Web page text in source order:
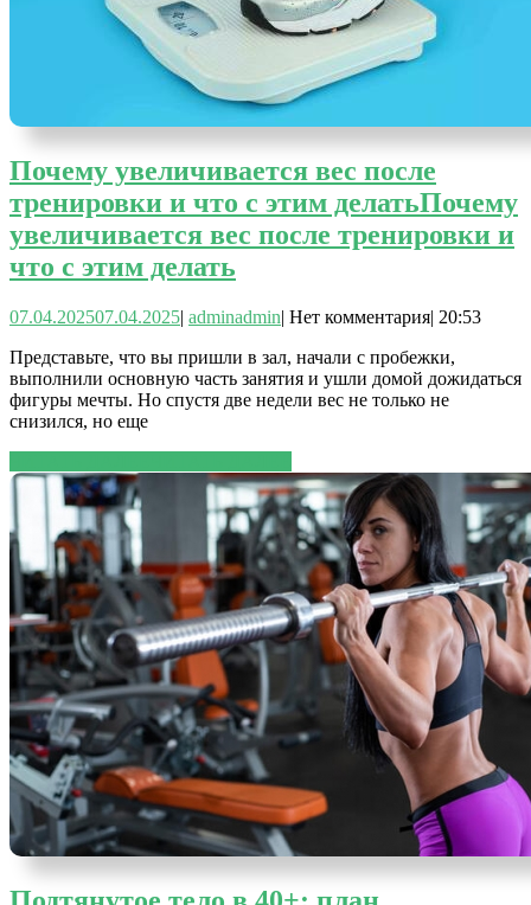
Почему увеличивается вес после
тренировки и что с этим делатьПочему
увеличивается вес после тренировки и
что с этим делать
07.04.202507.04.2025| adminadmin| Нет комментария| 20:53
Представьте, что вы пришли в зал, начали с пробежки,
выполнили основную часть занятия и ушли домой дожидаться
фигуры мечты. Но спустя две недели вес не только не
снизился, но еще